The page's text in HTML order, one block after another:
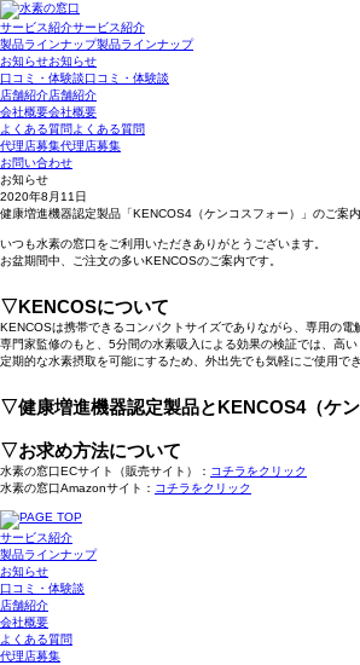
サービス紹介サービス紹介
製品ラインナップ製品ラインナップ
お知らせお知らせ
口コミ・体験談口コミ・体験談
店舗紹介店舗紹介
会社概要会社概要
よくある質問 よくある質問
代理店募集代理店募集
お問い合わせ
お知らせ
2020年8月11日
健康増進機器認定製品「KENCOS4（ケンコスフォー）」のご案内
いつも水素の窓口をご利用いただきありがとうございます。
お盆期間中、ご注文の多いKENCOSのご案内です。
▽KENCOSについて
KENCOSは携帯できるコンパクトサイズでありながら、専用の
専門家監修のもと、5分間の水素吸入による効果の検証では、高
定期的な水素摂取を可能にするため、外出先でも気軽にご使用で
▽健康増進機器認定製品とKENCOS4（ケ
▽お求め方法について
水素の窓口ECサイト（販売サイト）： コチラをクリック
水素の窓口Amazonサイト： コチラをクリック
サービス紹介
製品ラインナップ
お知らせ
口コミ・体験談
店舗紹介
会社概要
よくある質問
代理店募集